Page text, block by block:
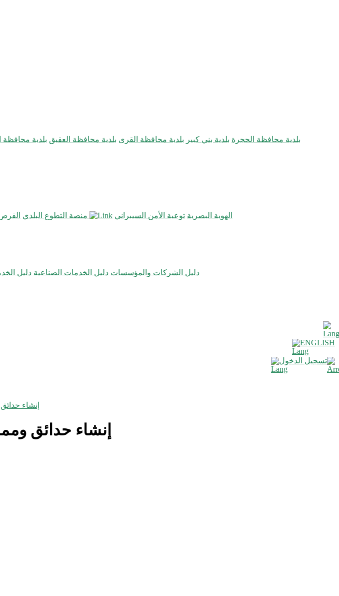
بلدية محافظة بلدية محافظة العقيق بلدية محافظة القرى بلدية بني كبير بلدية محافظة الحجرة
منصة التطوع البلدي توعية الأمن السيبراني الهوية البصرية
دليل دليل الخدمات الصناعية دليل الشركات والمؤسسات
ENGLISH
تسجيل الدخول
إنشاء
إنشاء حدائق